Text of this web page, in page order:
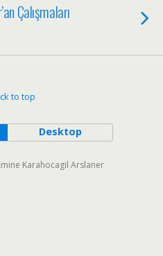
Çalışmaları
to top
Desktop
Karahocagil Arslaner